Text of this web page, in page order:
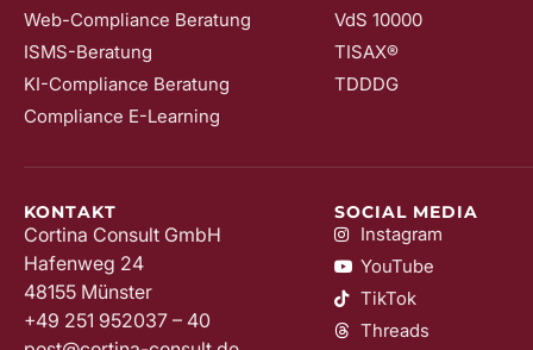
Web-Compliance Beratung
ISMS-Beratung
KI-Compliance Beratung
Compliance E-Learning
VdS 10000
TISAX®
TDDDG
KONTAKT
Cortina Consult GmbH
Hafenweg 24
48155 Münster
+49 251 952037 – 40
SOCIAL MEDIA
Instagram
YouTube
TikTok
Threads